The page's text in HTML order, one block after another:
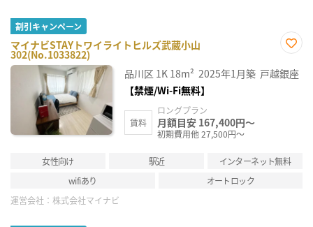
割引キャンペーン
マイナビSTAYトワイライトヒルズ武蔵小山
302(No.1033822)
に入
り登
品川区 1K 18m² 2025年1月築 戸越銀座
【禁煙/Wi-Fi無料】
賃料
ロングプラン
月額目安 167,400円～
初期費用他 27,500円～
女性向け 駅近
インターネット無料
wifiあり
オートロック
運営会社： 株式会社マイナビ